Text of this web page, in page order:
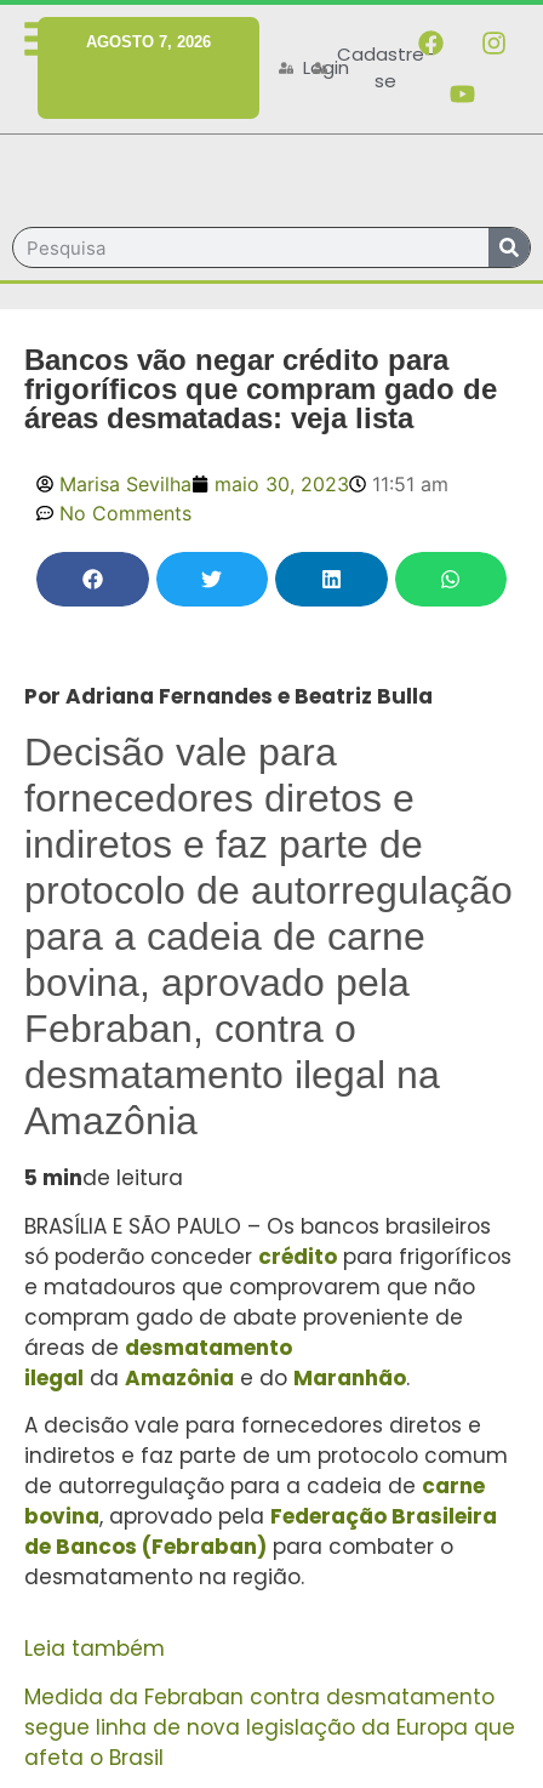
MENU
AGOSTO 7, 2026
Login
Cadastre-
se
Bancos vão negar crédito para
frigoríficos que compram gado de
áreas desmatadas: veja lista
Marisa Sevilha maio 30, 2023
11:51 am
No Comments
Por Adriana Fernandes e Beatriz Bulla
Decisão vale para
fornecedores diretos e
indiretos e faz parte de
protocolo de autorregulação
para a cadeia de carne
bovina, aprovado pela
Febraban, contra o
desmatamento ilegal na
Amazônia
5 minde leitura
BRASÍLIA E SÃO PAULO – Os bancos brasileiros
só poderão conceder crédito para frigoríficos
e matadouros que comprovarem que não
compram gado de abate proveniente de
áreas de desmatamento
ilegal da Amazônia e do Maranhão.
A decisão vale para fornecedores diretos e
indiretos e faz parte de um protocolo comum
de autorregulação para a cadeia de carne
bovina, aprovado pela Federação Brasileira
de Bancos (Febraban) para combater o
desmatamento na região.
Leia também
Medida da Febraban contra desmatamento
segue linha de nova legislação da Europa que
afeta o Brasil